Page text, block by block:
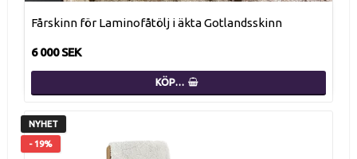
Fårskinn för Laminofåtölj i äkta Gotlandsskinn
6 000 SEK
KÖP…
NYHET
- 19%